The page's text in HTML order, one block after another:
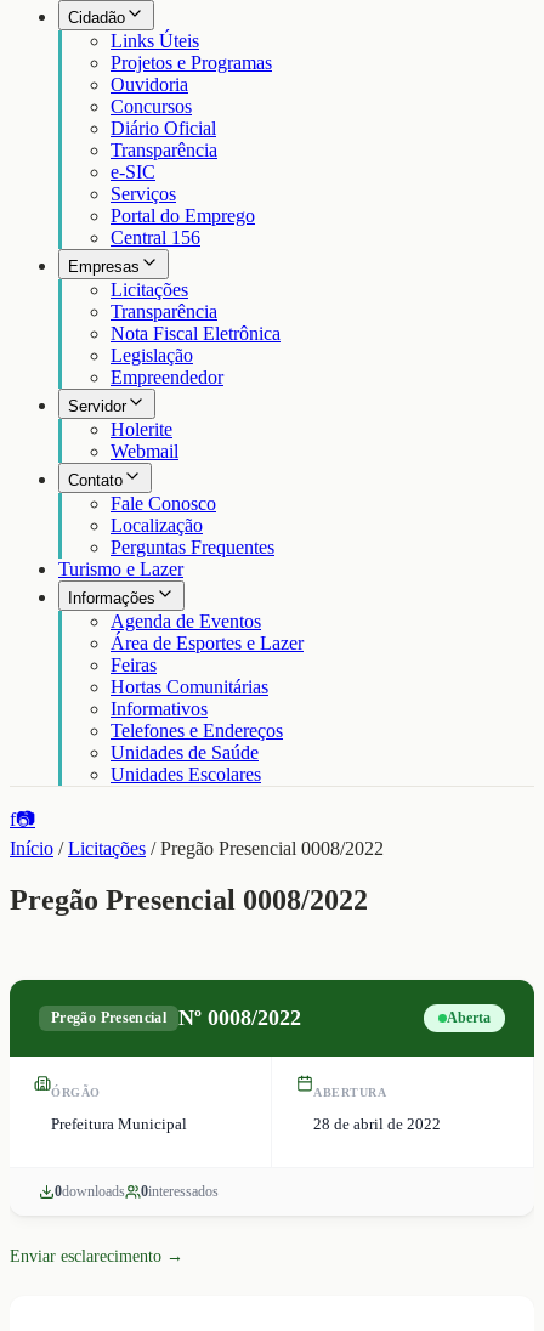
Cidadão
Links Úteis
Projetos e Programas
Ouvidoria
Concursos
Diário Oficial
Transparência
e-SIC
Serviços
Portal do Emprego
Central 156
Empresas
Licitações
Transparência
Nota Fiscal Eletrônica
Legislação
Empreendedor
Servidor
Holerite
Webmail
Contato
Fale Conosco
Localização
Perguntas Frequentes
Turismo e Lazer
Informações
Agenda de Eventos
Área de Esportes e Lazer
Feiras
Hortas Comunitárias
Informativos
Telefones e Endereços
Unidades de Saúde
Unidades Escolares
f📷
Início /Licitações /Pregão Presencial 0008/2022
Pregão Presencial 0008/2022
Pregão Presencial Nº0008/2022 Aberta
ÓRGÃO
Prefeitura Municipal
ABERTURA
28 de abril de 2022
0downloads 0interessados
Enviar esclarecimento →